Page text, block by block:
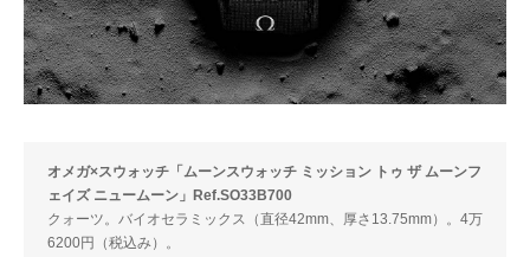
オメガ×スウォッチ「ムーンスウォッチ ミッション トゥ ザ ムーンフ
ェイズ ニュームーン」Ref.SO33B700
クォーツ。バイオセラミックス（直径42mm、厚さ13.75mm）。4万
6200円（税込み）。